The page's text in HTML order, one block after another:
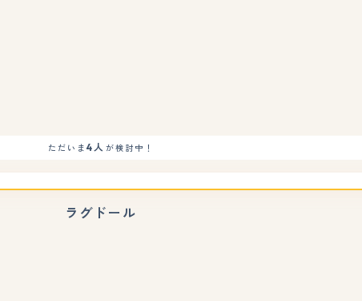
ただいま4人 が検討中！
ラグドール